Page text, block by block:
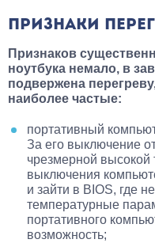
ПРИЗНАКИ
Признаков
ноутбука немало, в
подвержена
наиболее частые:
портативный
За его выключение
чрезмерной высокой
выключения
и зайти в BIOS, где
температурные
портативного
возможность;